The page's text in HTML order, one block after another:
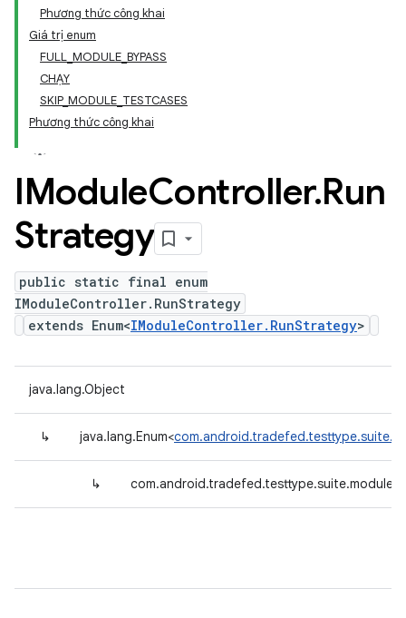
Phương thức công khai
Giá trị enum
FULL MODULE BYPASS
CHẠY
SKIP_ MODULE TESTCASES
Phương thức công khai
IModuleController.Run
Strategy
public static final enum
IModuleController.RunStrategy
extends Enum<IModuleController.RunStrategy>
java.lang.Object
↳ java.lang.Enum<
↳